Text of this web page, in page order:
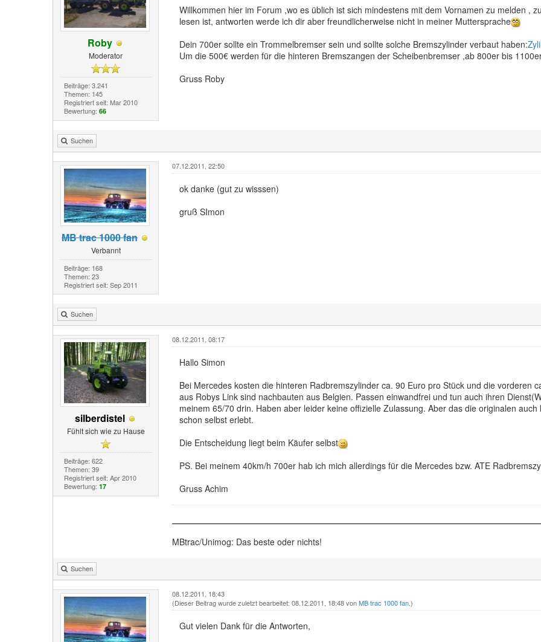
Roby
Moderator
Beiträge: 3.241
Themen: 145
Registriert seit: Mar 2010
Bewertung: 66
Willkommen hier im Forum ,wo es üblich ist sich mindestens mit dem Vornamen zu melden ,
lesen ist, antworten werde ich dir aber freundlicherweise nicht in meiner Muttersprache
Dein 700er sollte ein Trommelbremser sein und sollte solche Bremszylinder verbaut haben:
Um die 500€ werden für die hinteren Bremszangen der Scheibenbremser ,ab 800er bis
Gruss Roby
Suchen
MB trac 1000 fan
Verbannt
Beiträge: 168
Themen: 23
Registriert seit: Sep 2011
07.12.2011, 22:50
ok danke (gut zu wisssen)
gruß SImon
Suchen
silberdistel
Fühlt sich wie zu Hause
Beiträge: 622
Themen: 39
Registriert seit: Apr 2010
Bewertung: 17
08.12.2011, 08:17
Hallo Simon
Bei Mercedes kosten die hinteren Radbremszylinder ca. 90 Euro pro Stück und die vorderen
aus Robys Link sind nachbauten aus Belgien. Passen einwandfrei und tun auch ihren
meinem 65/70 drin. Haben aber leider keine offizielle Zulassung. Aber das die originalen
schon selbst erlebt.
Die Entscheidung liegt beim Käufer selbst
PS. Bei meinem 40km/h 700er hab ich mich allerdings für die Mercedes bzw. ATE
Gruss Achim
MBtrac/Unimog: Das beste oder nichts!
Suchen
08.12.2011, 18:43
(Dieser Beitrag wurde zuletzt bearbeitet: 08.12.2011, 18:48 vonMB trac 1000 fan.)
Gut vielen Dank für die Antworten,